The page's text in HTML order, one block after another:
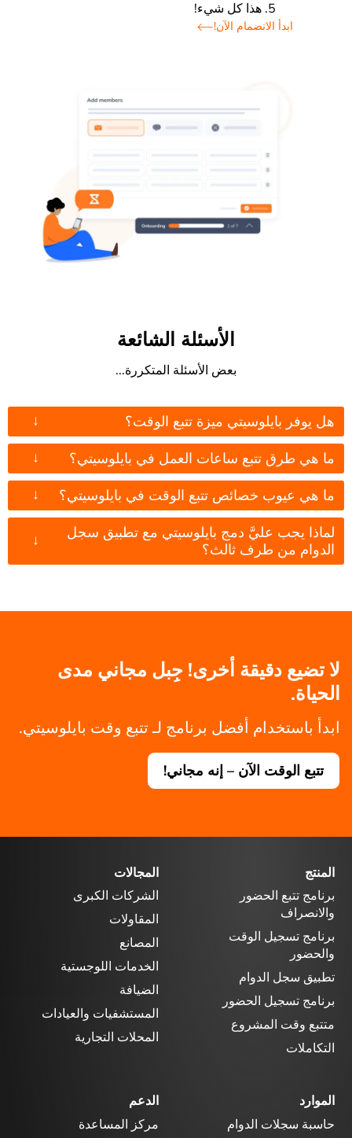
هذا كل شيء!
ابدأ الانضمام الآن!
الأسئلة الشائعة
بعض الأسئلة المتكررة...
هل يوفر بايلوسيتي ميزة تتبع الوقت؟ ↓
ما هي طرق تتبع ساعات العمل في بايلوسيتي؟ ↓
ما هي عيوب خصائص تتبع الوقت في بايلوسيتي؟ ↓
لماذا يجب عليَّ دمج بايلوسيتي مع تطبيق سجل
الدوام من طرف ثالث؟
↓
لا تضيع دقيقة أخرى! جِبل مجاني مدى
الحياة.
ابدأ باستخدام أفضل برنامج لـ تتبع وقت بايلوسيتي.
تتبع الوقت الآن – إنه مجاني!
المنتج
برنامج تتبع الحضور
والانصراف
برنامج تسجيل الوقت
والحضور
تطبيق سجل الدوام
برنامج تسجيل الحضور
متتبع وقت المشروع
التكاملات
المجالات
الشركات الكبرى
المقاولات
المصانع
الخدمات اللوجستية
الضيافة
المستشفيات والعيادات
المحلات التجارية
الموارد
حاسبة سجلات الدوام
الدعم
مركز المساعدة